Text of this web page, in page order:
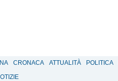
CRONACA ATTUALITÀ POLITICA